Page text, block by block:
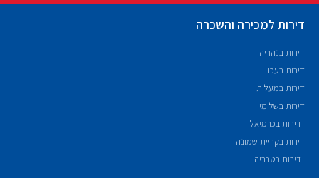
דירות למכירה והשכרה
דירות בנהריה
דירות בעכו
דירות במעלות
דירות בשלומי
דירות בכרמיאל
דירות בקריית שמונה
דירות בטבריה